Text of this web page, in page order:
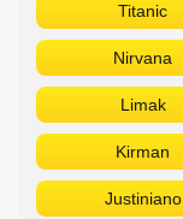
Titanic
Nirvana
Limak
Kirman
Justiniano